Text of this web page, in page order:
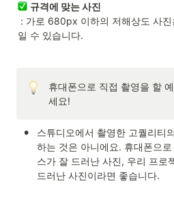
규격에 맞는 사진
일 수 있습니다.
휴대폰으로 직접 촬영을 할
세요!
•
스튜디오에서 촬영한 고퀄리티
하는 것은 아니에요. 휴대폰으
스가 잘 드러난 사진, 우리 프로
드러난 사진이라면 좋습니다.